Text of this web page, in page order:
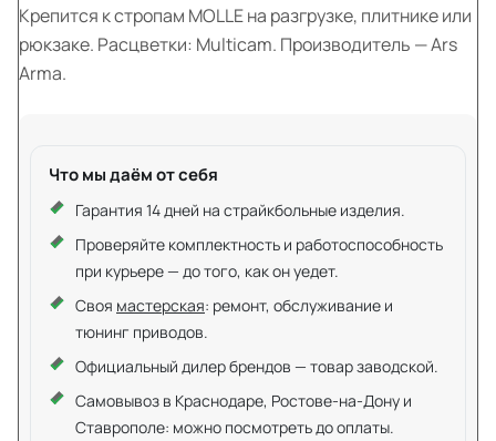
Крепится к стропам MOLLE на разгрузке, плитнике или
рюкзаке. Расцветки: Multicam. Производитель — Ars
Arma.
Что мы даём от себя
Гарантия 14 дней на страйкбольные изделия.
Проверяйте комплектность и работоспособность
при курьере — до того, как он уедет.
Своя мастерская: ремонт, обслуживание и
тюнинг приводов.
Официальный дилер брендов — товар заводской.
Самовывоз в Краснодаре, Ростове-на-Дону и
Ставрополе: можно посмотреть до оплаты.